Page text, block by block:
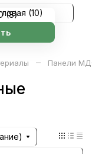
(8)
(10)
– Панели